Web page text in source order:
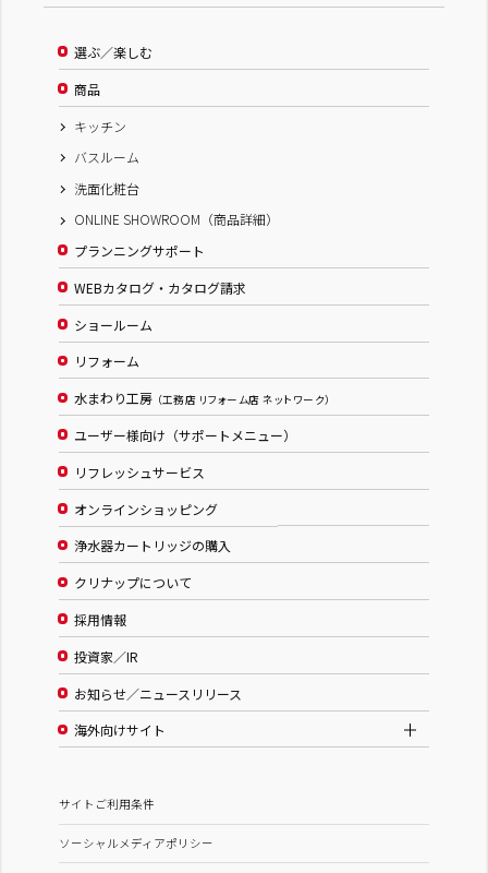
選ぶ／楽しむ
商品
キッチン
バスルーム
洗面化粧台
ONLINE SHOWROOM（商品詳細）
プランニングサポート
WEBカタログ・カタログ請求
ショールーム
リフォーム
水まわり工房 （工務店 リフォーム店 ネットワーク）
ユーザー様向け（サポートメニュー）
リフレッシュサービス
オンラインショッピング
浄水器カートリッジの購入
クリナップについて
採用情報
投資家／IR
お知らせ／ニュースリリース
海外向けサイト
サイトご利用条件
ソーシャルメディアポリシー